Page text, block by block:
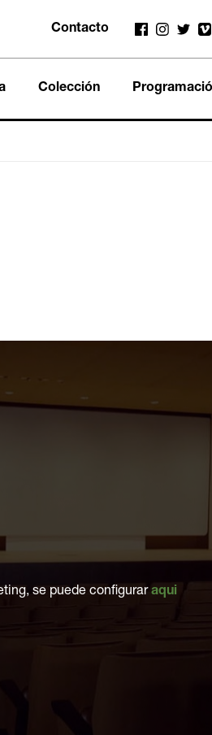
Contacto
Colección
se puede configuraraqui